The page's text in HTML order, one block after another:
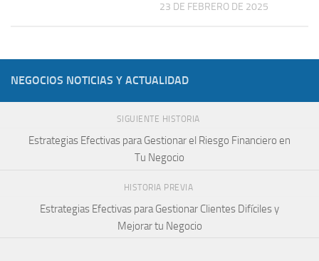
23 DE FEBRERO DE 2025
NEGOCIOS NOTICIAS Y ACTUALIDAD
SIGUIENTE HISTORIA
Estrategias Efectivas para Gestionar el Riesgo Financiero en
Tu Negocio
HISTORIA PREVIA
Estrategias Efectivas para Gestionar Clientes Difíciles y
Mejorar tu Negocio